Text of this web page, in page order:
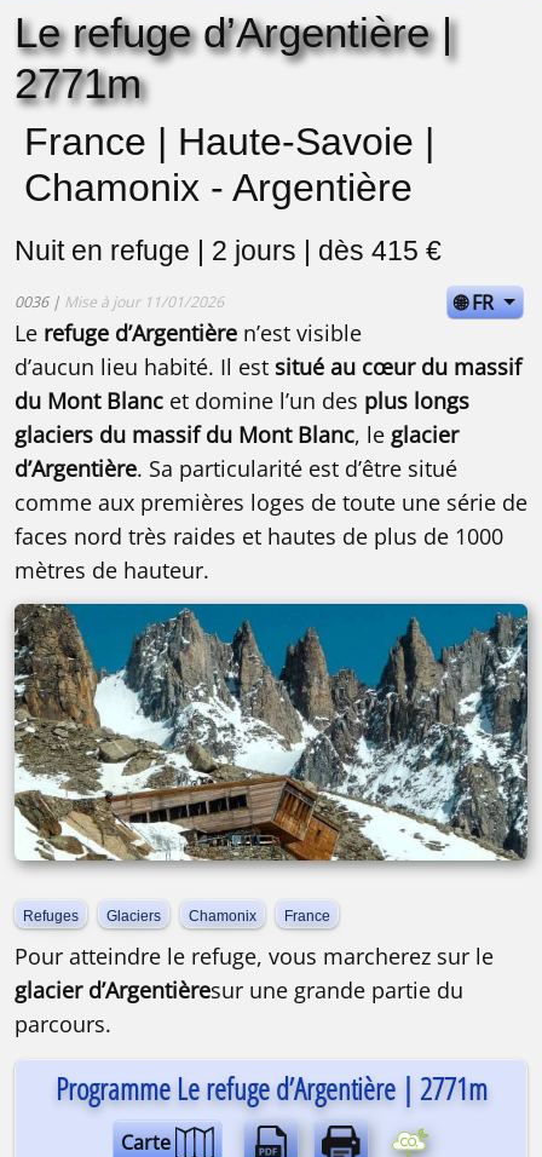
Le refuge d’Argentière |
2771m
France | Haute-Savoie |
Chamonix - Argentière
Nuit en refuge | 2 jours | dès 415 €
0036 | Mise à jour 11/01/2026 🌐 FR
Le refuge d’Argentière n’est visible
d’aucun lieu habité. Il est situé au cœur du massif
du Mont Blanc et domine l’un des plus longs
glaciers du massif du Mont Blanc, le glacier
d’Argentière. Sa particularité est d’être situé
comme aux premières loges de toute une série de
faces nord très raides et hautes de plus de 1000
mètres de hauteur.
Refuges Glaciers Chamonix France
Pour atteindre le refuge, vous marcherez sur le
glacier d’Argentièresur une grande partie du
parcours.
Programme Le refuge d’Argentière | 2771m
Carte